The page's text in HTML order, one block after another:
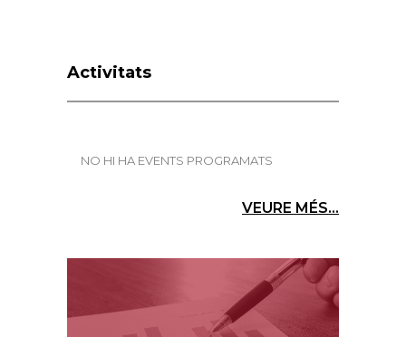
Activitats
NO HI HA EVENTS PROGRAMATS
VEURE MÉS...